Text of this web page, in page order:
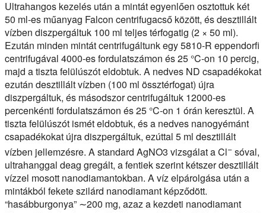
Ultrahangos kezelés után a mintát egyenlően osztottuk két
50 ml-es műanyag Falcon centrifugacső között, és desztillált
vízben diszpergáltuk 100 ml teljes térfogatig (2 × 50 ml).
Ezután minden mintát centrifugáltunk egy 5810-R eppendorfi
centrifugával 4000-es fordulatszámon és 25 °C-on 10 percig,
majd a tiszta felülúszót eldobtuk. A nedves ND csapadékokat
ezután desztillált vízben (100 ml össztérfogat) újra
diszpergáltuk, és másodszor centrifugáltuk 12000-es
percenkénti fordulatszámon és 25 °C-on 1 órán keresztül. A
tiszta felülúszót ismét eldobtuk, és a nedves nanogyémánt
csapadékokat újra diszpergáltuk, ezúttal 5 ml desztillált
vízben jellemzésre. A standard AgNO3 vizsgálat a Cl− sóval,
ultrahanggal deag gregált, a fentiek szerint kétszer desztillált
vízzel mosott nanodiamantokban. A víz elpárolgása után a
mintákból fekete szilárd nanodiamant képződött.
“hasábburgonya” ∼200 mg, azaz a kezdeti nanodiamant